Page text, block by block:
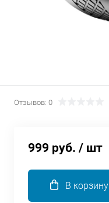
Отзывов: 0
999 руб. / шт
В корзину
недели